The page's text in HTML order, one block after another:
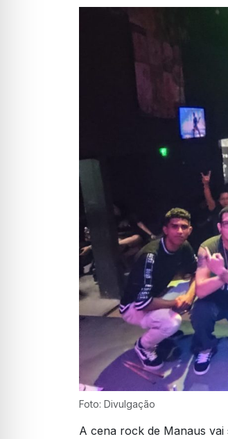
Foto: Divulgação
A cena rock de Manaus